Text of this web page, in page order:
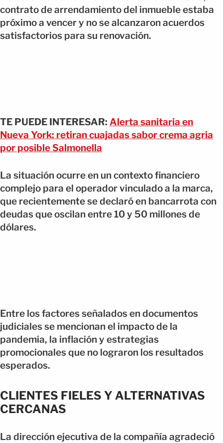
contrato de arrendamiento del inmueble estaba
próximo a vencer y no se alcanzaron acuerdos
satisfactorios para su renovación.
TE PUEDE INTERESAR: Alerta sanitaria en
Nueva York: retiran cuajadas sabor crema agria
por posible Salmonella
La situación ocurre en un contexto financiero
complejo para el operador vinculado a la marca,
que recientemente se declaró en bancarrota con
deudas que oscilan entre 10 y 50 millones de
dólares.
Entre los factores señalados en documentos
judiciales se mencionan el impacto de la
pandemia, la inflación y estrategias
promocionales que no lograron los resultados
esperados.
CLIENTES FIELES Y ALTERNATIVAS
CERCANAS
La dirección ejecutiva de la compañía agradeció